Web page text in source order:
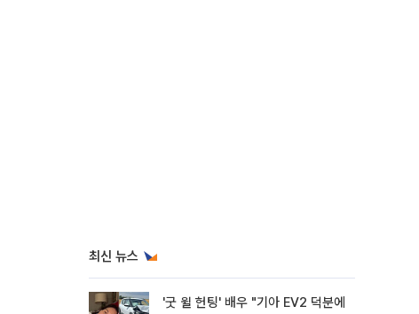
최신 뉴스
'굿 윌 헌팅' 배우 "기아 EV2 덕분에